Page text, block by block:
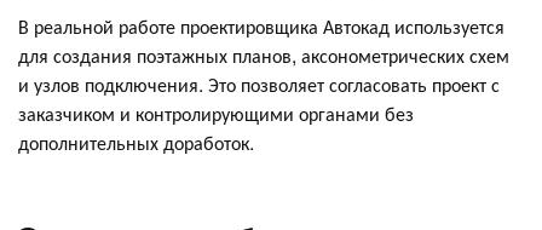
В реальной работе проектировщика Автокад используется
для создания поэтажных планов, аксонометрических схем
и узлов подключения. Это позволяет согласовать проект с
заказчиком и контролирующими органами без
дополнительных доработок.